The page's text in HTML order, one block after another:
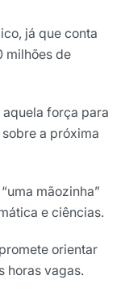
já que conta
milhões de
força para
a próxima
mãozinha”
e ciências.
orientar
horas vagas.
Locaweb
do mercado